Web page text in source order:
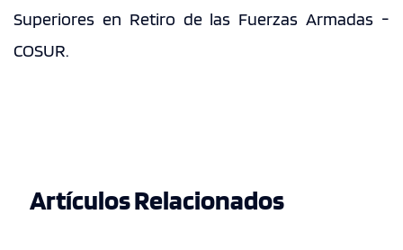
Superiores en Retiro de las Fuerzas Armadas -
COSUR.
Artículos Relacionados